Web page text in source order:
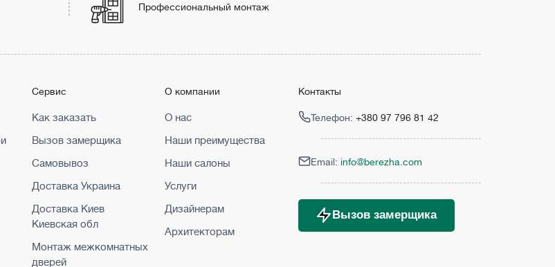
Профессиональный монтаж
Сервис
Как заказать
Вызов замерщика
Самовывоз
Доставка Украина
Доставка Киев
Киевская обл
Монтаж межкомнатных
дверей
О компании
О нас
Наши преимущества
Наши салоны
Услуги
Дизайнерам
Архитекторам
Контакты
Телефон: +380 97 796 81 42
Email: info@berezha.com
Вызов замерщика